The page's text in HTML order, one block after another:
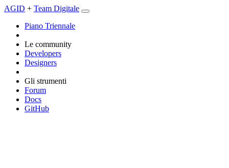
AGID + Team Digitale
Piano Triennale
Le community
Developers
Designers
Gli strumenti
Forum
Docs
GitHub